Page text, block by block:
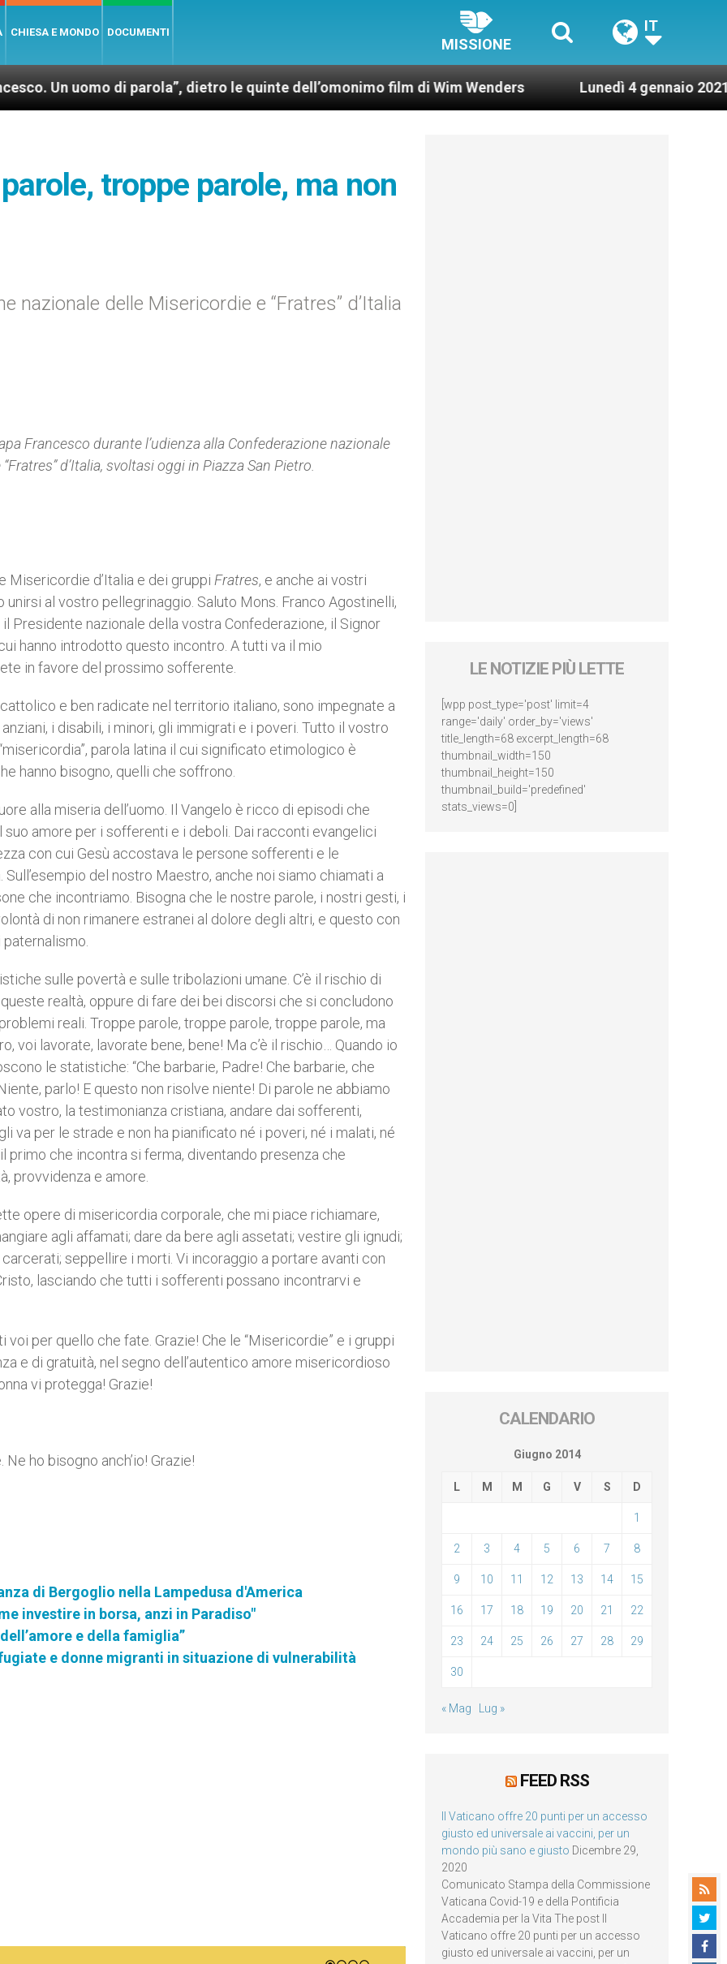
CHIESA E MONDO DOCUMENTI
MISSIONE
IT
di parola”, dietro le quinte dell’omonimo film di Wim Wenders Lunedì 4 gennaio 2021:
troppe parole, ma non
nazionale delle Misericordie e “Fratres” d’Italia
Francesco durante l’udienzaalla Confederazione nazionale
d’Italia, svoltasi oggiin Piazza San Pietro.
Misericordie d’Italia e dei gruppi Fratres, e anche ai vostri
al vostro pellegrinaggio. Saluto Mons. Franco Agostinelli,
Presidente nazionale della vostra Confederazione, il Signor
hanno introdotto questo incontro. A tutti va il mio
in favore del prossimo sofferente.
e ben radicate nel territorio italiano, sono impegnate a
i disabili, i minori, gli immigrati e i poveri. Tutto il vostro
parola latina il cui significato etimologico è
hanno bisogno, quelli che soffrono.
alla miseria dell’uomo. Il Vangelo è ricco di episodi che
amore per i sofferenti e i deboli. Dai racconti evangelici
con cui Gesù accostava le persone sofferenti e le
del nostro Maestro, anche noi siamo chiamati a
che incontriamo. Bisogna che le nostre parole, i nostri gesti, i
di non rimanere estranei al dolore degli altri, e questo con
sulle povertà e sulle tribolazioni umane. C’è il rischio di
realtà, oppure di fare dei bei discorsi che si concludono
reali. Troppe parole, troppe parole, troppe parole, ma
voi lavorate, lavorate bene, bene! Ma c’è il rischio… Quando io
le statistiche: “Che barbarie, Padre! Che barbarie, che
parlo! E questo non risolve niente! Di parole ne abbiamo
vostro, la testimonianza cristiana, andare dai sofferenti,
va per le strade e non ha pianificato né i poveri, né i malati, né
primo che incontra si ferma, diventando presenza che
provvidenza e amore.
opere di misericordia corporale, che mi piace richiamare,
agli affamati; dare da bere agli assetati; vestire gli ignudi;
seppellire i morti. Vi incoraggio a portare avanti con
lasciando che tutti i sofferenti possano incontrarvi e
per quello che fate. Grazie! Che le “Misericordie” e i gruppi
e di gratuità, nel segno dell’autentico amore misericordioso
vi protegga! Grazie!
ho bisogno anch’io! Grazie!
di Bergoglio nella Lampedusa d'America
investire in borsa, anzi in Paradiso"
e della famiglia”
e donne migranti in situazione di vulnerabilità
LE NOTIZIE PIÙ LETTE
[wpp post_type='post' limit=4
range='daily' order_by='views'
title_length=68 excerpt_length=68
thumbnail_width=150
thumbnail_height=150
thumbnail_build='predefined'
stats_views=0]
CALENDARIO
Giugno 2014
L M M G V S D
1
2 3 4 5 6 7 8
9 10 11 12 13 14 15
16 17 18 19 20 21 22
23 24 25 26 27 28 29
30
« Mag Lug »
FEED RSS
Il Vaticano offre 20 punti per un accesso
giusto ed universale ai vaccini, per un
mondo più sano e giusto Dicembre 29,
2020
Comunicato Stampa della Commissione
Vaticana Covid-19 e della Pontificia
Accademia per la Vita The post Il
Vaticano offre 20 punti per un accesso
giusto ed universale ai vaccini, per un